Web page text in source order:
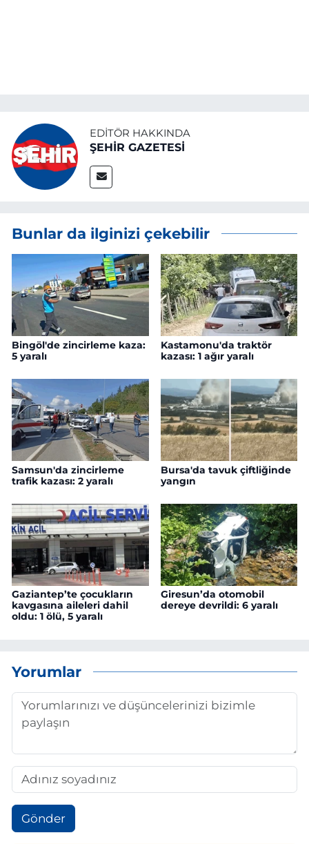
EDITÖR HAKKINDA
ŞEHİR GAZETESİ
Bunlar da ilginizi çekebilir
Bingöl'de zincirleme kaza:
5 yaralı
Kastamonu'da traktör
kazası: 1 ağır yaralı
Samsun'da zincirleme
trafik kazası: 2 yaralı
Bursa'da tavuk çiftliğinde
yangın
Gaziantep’te çocukların
kavgasına aileleri dahil
oldu: 1 ölü, 5 yaralı
Giresun’da otomobil
dereye devrildi: 6 yaralı
Yorumlar
Gönder